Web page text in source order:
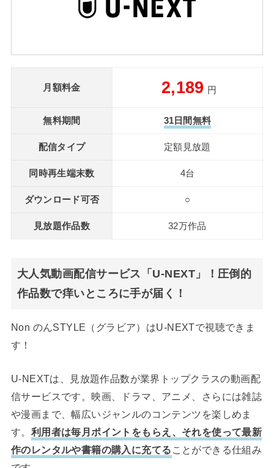
月額料金 2,189 円
無料期間 31日間無料
配信タイプ 定額見放題
同時再生端末数 4台
ダウンロード可否 ○
見放題作品数 32万作品
大人気動画配信サービス「U-NEXT」！圧倒的
作品数で痒いところに手が届く！
Non のんSTYLE（グラビア）はU-NEXTで視聴できま
す！
U-NEXTは、見放題作品数が業界トップクラスの動画配
信サービスです。映画、ドラマ、アニメ、さらには雑誌
や漫画まで、幅広いジャンルのコンテンツを楽しめま
す。 利用者は毎月ポイントをもらえ、それを使って最新
作のレンタルや書籍の購入に充てる ことができる仕組み